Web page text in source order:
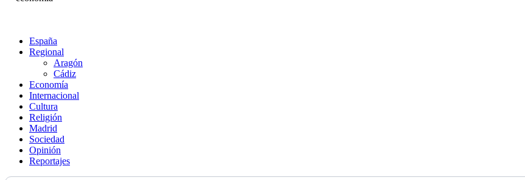
España
Regional
Aragón
Cádiz
Economía
Internacional
Cultura
Religión
Madrid
Sociedad
Opinión
Reportajes